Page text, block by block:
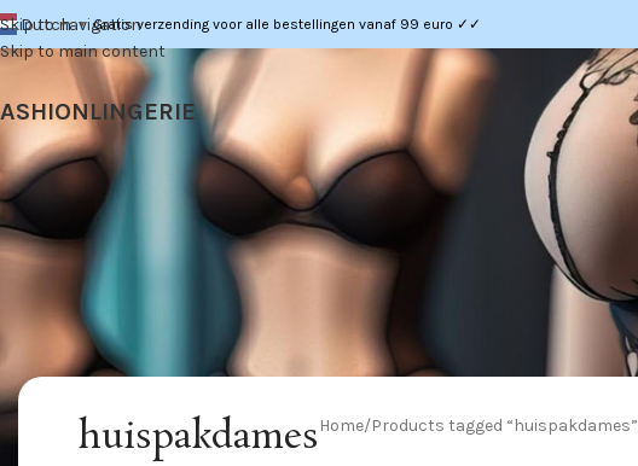
Skip to navigation
Skip to main content
Dutch ▼ Gratis verzending voor alle bestellingen vanaf 99 euro ✓✓
LINGERIE
huispakdames Home Products tagged “huispakdames”